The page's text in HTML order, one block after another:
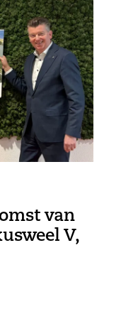
van
V,